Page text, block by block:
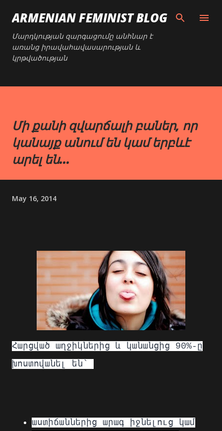
Skip to main content
ARMENIAN FEMINIST BLOG
Մարդկության զարգացումը անհնար է
առանց իրավահավասարության և
կրթվածության
Մի քանի զվարճալի բաներ, որ
կանայք անում են կամ երբևէ
արել են...
May 16, 2014
Հարցված աղջիկներից և կանանցից 90%-ը
խոստովանել են՝
աստիճաններից արագ իջնելուց կամ